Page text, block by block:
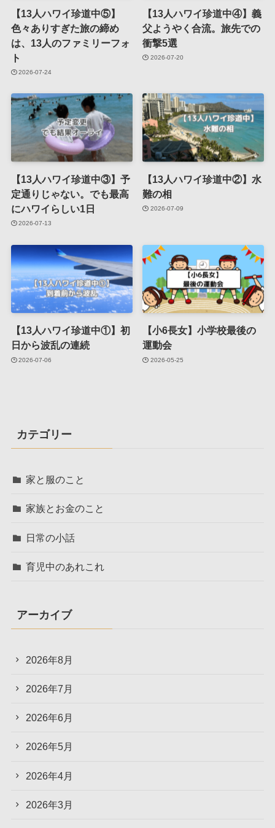
【13人ハワイ珍道中⑤】
色々ありすぎた旅の締め
は、13人のファミリーフォ
ト
2026-07-24
【13人ハワイ珍道中④】義
父ようやく合流。旅先での
衝撃5選
2026-07-20
【13人ハワイ珍道中③】予
定通りじゃない。でも最高
にハワイらしい1日
2026-07-13
【13人ハワイ珍道中②】水
難の相
2026-07-09
【13人ハワイ珍道中①】初
日から波乱の連続
2026-07-06
【小6長女】小学校最後の
運動会
2026-05-25
カテゴリー
家と服のこと
家族とお金のこと
日常の小話
育児中のあれこれ
アーカイブ
2026年8月
2026年7月
2026年6月
2026年5月
2026年4月
2026年3月